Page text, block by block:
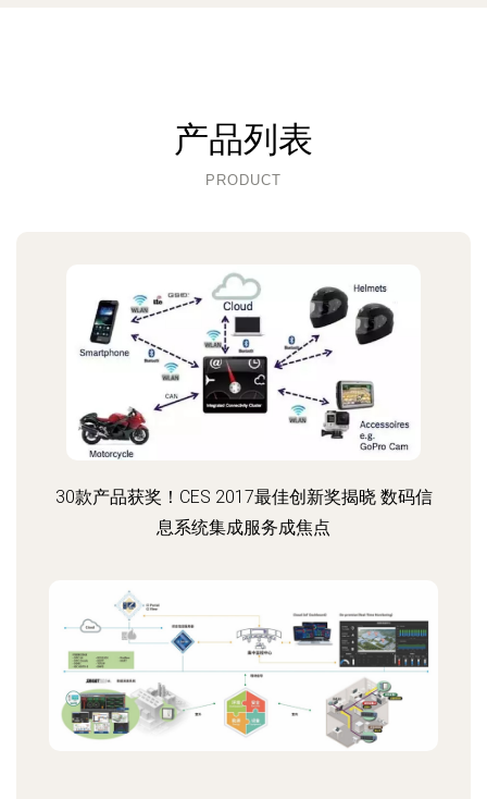
产品列表
PRODUCT
30款产品获奖！CES 2017最佳创新奖揭晓 数码信
息系统集成服务成焦点